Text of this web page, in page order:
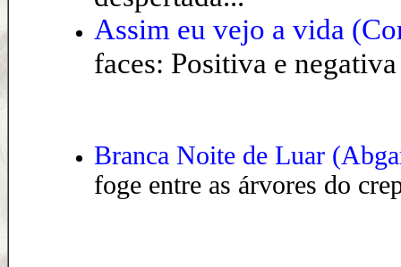
Assim eu vejo a vida
faces: Positiva e negativa
Branca Noite de Luar
foge entre as árvores do